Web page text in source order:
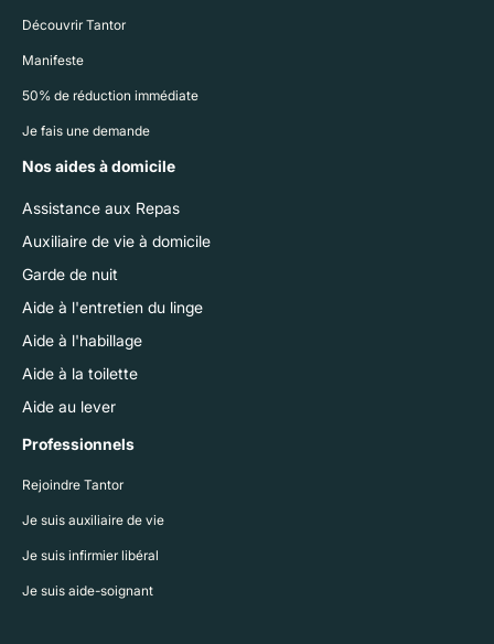
Découvrir Tantor
Manifeste
50% de réduction immédiate
Je fais une demande
Nos aides à domicile
Assistance aux Repas
Auxiliaire de vie à domicile
Garde de nuit
Aide à l'entretien du linge
Aide à l'habillage
Aide à la toilette
Aide au lever
Professionnels
Rejoindre Tantor
Je suis auxiliaire de vie
Je suis infirmier libéral
Je suis aide-soignant